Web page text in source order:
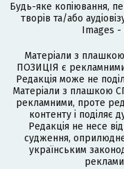
Будь-яке копіювання,
творів та/або
Images -
Матеріали з
ПОЗИЦІЯ є
Редакція може не
Матеріали з плашкою
рекламними, проте
контенту і поділяє
Редакція не несе
судження,
українським